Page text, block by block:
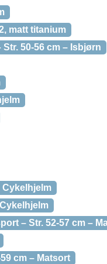
matt titanium
50-56 cm – Isbjørn
Cykelhjelm
– Str. 52-57 cm –
cm – Matsort